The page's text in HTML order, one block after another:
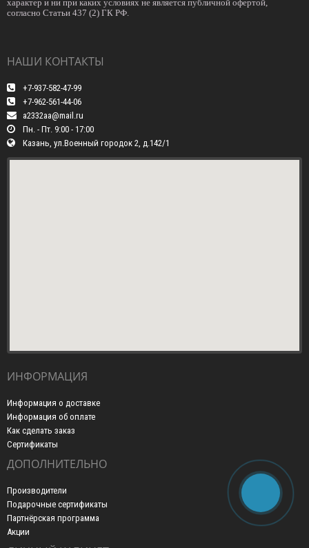
характер и ни при каких условиях не является публичной офертой,
согласно Статьи 437 (2) ГК РФ.
НАШИ КОНТАКТЫ
+7-937-582-47-99
+7-962-561-44-06
a2332aa@mail.ru
Пн. - Пт. 9:00 - 17:00
Казань, ул.Военный городок 2, д.142/1
ИНФОРМАЦИЯ
Информация о доставке
Информация об оплате
Как сделать заказ
Сертификаты
ДОПОЛНИТЕЛЬНО
Производители
Подарочные сертификаты
Партнёрская программа
Акции